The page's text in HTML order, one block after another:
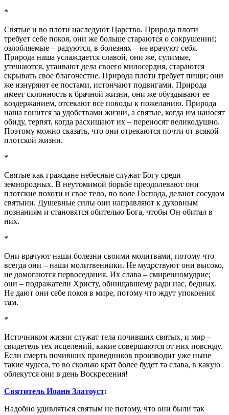
*
Святые и во плоти наследуют Царство. Природа плоти
требует себе покоя, они же больше стараются о сокрушении;
озлобляемые – радуются, в болезнях – не врачуют себя.
Природа наша услаждается славой, они же, сулимые,
утешаются, утаивают дела своего милосердия, стараются
скрывать свое благочестие. Природа плоти требует пищи; они
же изнуряют ее постами, истончают подвигами. Природа
имеет склонность к брачной жизни, они же обуздывают ее
воздержанием, отсекают все поводы к пожеланию. Природа
наша гонится за удобствами жизни, а святые, когда им наносят
обиду, терпят, когда расхищают их – переносят великодушно.
Поэтому можно сказать, что они отрекаются почти от всякой
плотской жизни.
*
Святые как граждане небесные служат Богу среди
земнородных. В неутомимой борьбе преодолевают они
плотские похоти и свое тело, по воле Господа, делают сосудом
святыни. Душевные силы они направляют к духовным
познаниям и становятся обителью Бога, чтобы Он обитал в
них.
*
Они врачуют наши болезни своими молитвами, потому что
всегда они – наши молитвенники. Не мудрствуют они высоко,
не домогаются первоседания. Их слава – смиренномудрие;
они – подражатели Христу, обнищавшему ради нас, бедных.
Не дают они себе покоя в мире, потому что ждут упокоения
там.
*
Источником жизни служат тела почивших святых, и мир –
свидетель тех исцелений, какие совершаются от них повсюду.
Если смерть почивших праведников производит уже ныне
такие чудеса, то во сколько крат более будет та слава, в какую
облекутся они в день Воскресения!
Святитель Иоанн Златоуст:
Надобно удивляться святым не потому, что они были так